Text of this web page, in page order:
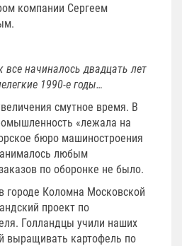
компании Сергеем
все начиналось двадцать лет
1990-е годы…
смутное время. В
«лежала на
бюро машиностроения
любым
по оборонке не было.
городе Коломна Московской
проект по
Голландцы учили наших
выращивать картофель по